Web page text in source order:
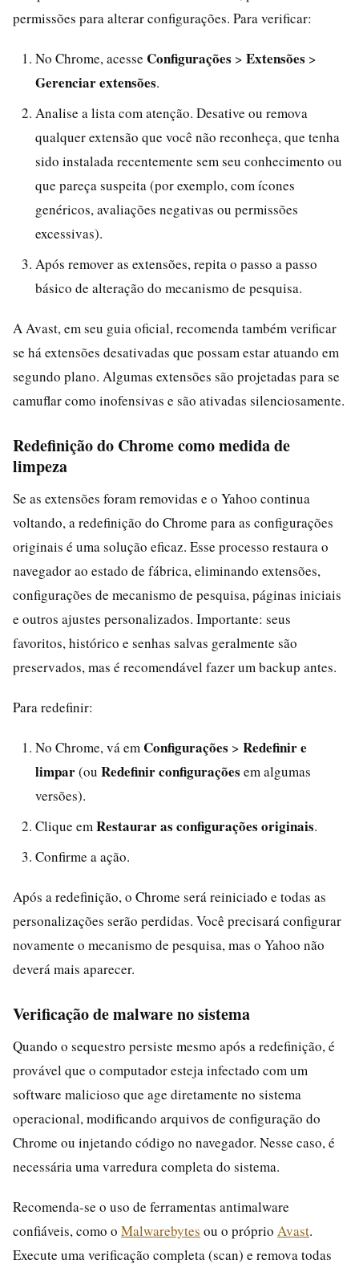
permissões para alterar configurações. Para verificar:
No Chrome, acesse Configurações > Extensões >
Gerenciar extensões.
Analise a lista com atenção. Desative ou remova
qualquer extensão que você não reconheça, que tenha
sido instalada recentemente sem seu conhecimento ou
que pareça suspeita (por exemplo, com ícones
genéricos, avaliações negativas ou permissões
excessivas).
Após remover as extensões, repita o passo a passo
básico de alteração do mecanismo de pesquisa.
A Avast, em seu guia oficial, recomenda também verificar
se há extensões desativadas que possam estar atuando em
segundo plano. Algumas extensões são projetadas para se
camuflar como inofensivas e são ativadas silenciosamente.
Redefinição do Chrome como medida de
limpeza
Se as extensões foram removidas e o Yahoo continua
voltando, a redefinição do Chrome para as configurações
originais é uma solução eficaz. Esse processo restaura o
navegador ao estado de fábrica, eliminando extensões,
configurações de mecanismo de pesquisa, páginas iniciais
e outros ajustes personalizados. Importante: seus
favoritos, histórico e senhas salvas geralmente são
preservados, mas é recomendável fazer um backup antes.
Para redefinir:
No Chrome, vá em Configurações > Redefinir e
limpar(ou Redefinir configurações em algumas
versões).
Clique em Restaurar as configurações originais.
Confirme a ação.
Após a redefinição, o Chrome será reiniciado e todas as
personalizações serão perdidas. Você precisará configurar
novamente o mecanismo de pesquisa, mas o Yahoo não
deverá mais aparecer.
Verificação de malware no sistema
Quando o sequestro persiste mesmo após a redefinição, é
provável que o computador esteja infectado com um
software malicioso que age diretamente no sistema
operacional, modificando arquivos de configuração do
Chrome ou injetando código no navegador. Nesse caso, é
necessária uma varredura completa do sistema.
Recomenda-se o uso de ferramentas antimalware
confiáveis, como o Malwarebytes ou o próprio Avast.
Execute uma verificação completa (scan) e remova todas